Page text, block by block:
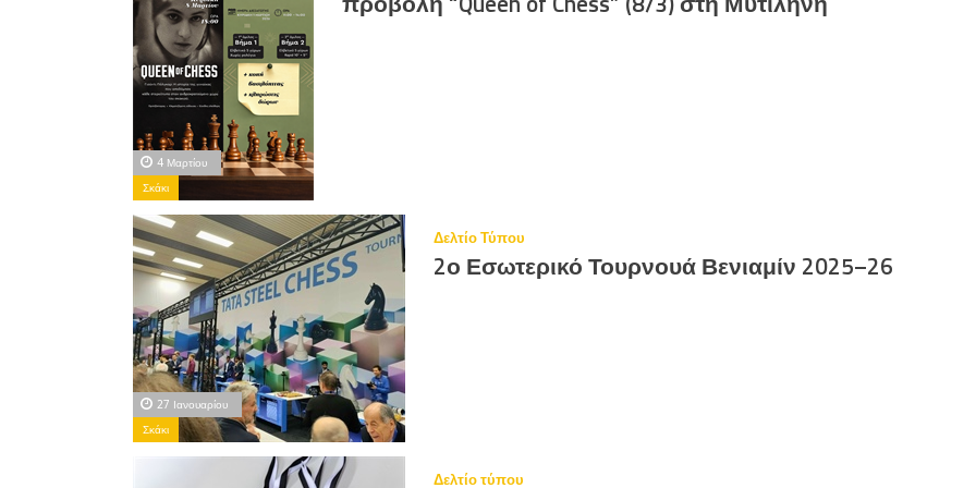
4 Μαρτίου
Σκάκι
27 Ιανουαρίου
Σκάκι
Δελτίο Τύπου
2ο Εσωτερικό Τουρνουά Βενιαμίν 2025–26
Δελτίο τύπου